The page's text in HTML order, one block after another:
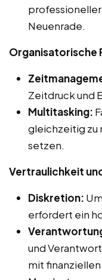
Neuenrade.
Organisatorische
Zeitdruck und
Multitasking:
gleichzeitig zu
setzen.
Vertraulichkeit
Diskretion:
erfordert ein
und
mit